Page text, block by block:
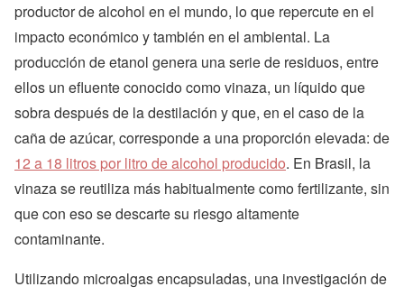
productor de alcohol en el mundo, lo que repercute en el
impacto económico y también en el ambiental. La
producción de etanol genera una serie de residuos, entre
ellos un efluente conocido como vinaza, un líquido que
sobra después de la destilación y que, en el caso de la
caña de azúcar, corresponde a una proporción elevada: de
12 a 18 litros por litro de alcohol producido. En Brasil, la
vinaza se reutiliza más habitualmente como fertilizante, sin
que con eso se descarte su riesgo altamente
contaminante.
Utilizando microalgas encapsuladas, una investigación de